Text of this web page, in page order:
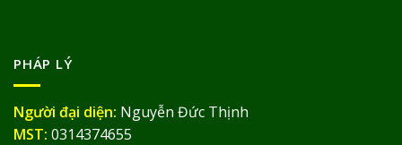
PHÁP LÝ
Người đại diện: Nguyễn Đức Thịnh
MST: 0314374655